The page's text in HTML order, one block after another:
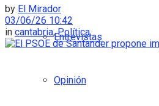
Entrevistas
Opinión
by El Mirador
03/06/26 10:42
in cantabria,Política